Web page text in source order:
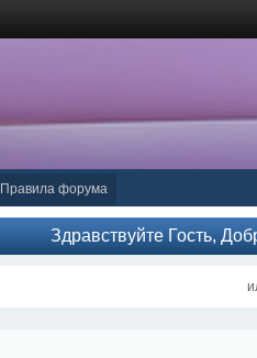
Правила форума
Здравствуйте Гость,